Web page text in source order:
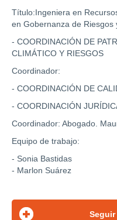
Título:Ingeniera en
en Gobernanza de Riesgos
- COORDINACIÓN DE
CLIMÁTICO Y RIESGOS
Coordinador:
- COORDINACIÓN DE
- COORDINACIÓN
Coordinador: Abogado.
Equipo de trabajo:
- Sonia Bastidas
- Marlon Suárez